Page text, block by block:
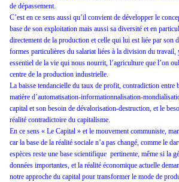
de dépassement.
C’est en ce sens aussi qu’il convient de développer le
base de son exploitation mais aussi sa diversité et en
directement de la production et celle qui lui est liée par son
formes particulières du salariat liées à la division du travail,
essentiel de la vie qui nous nourrit, l’agriculture que l’on
centre de la production industrielle.
La baisse tendancielle du taux de profit, contradiction entre
matière d’automatisation-informationnalisation-
capital et son besoin de dévalorisation-destruction, et le
réalité contradictoire du capitalisme.
En ce sens « Le Capital » et le mouvement communiste,
car la base de la réalité sociale n’a pas changé, comme le
espèces reste une base scientifique pertinente, même si la
données importantes, et la réalité économique actuelle
notre approche du capital pour transformer le mode de